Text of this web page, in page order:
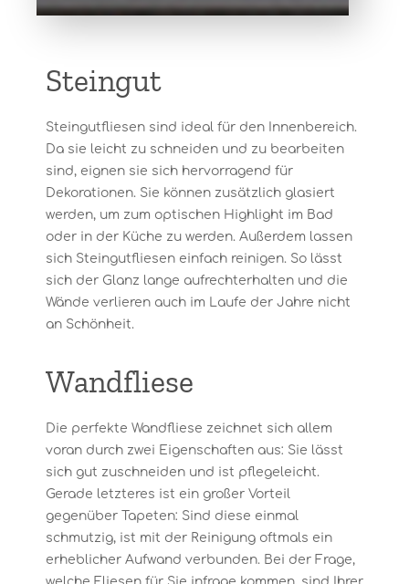
Steingut
Steingutfliesen sind ideal für den Innenbereich.
Da sie leicht zu schneiden und zu bearbeiten
sind, eignen sie sich hervorragend für
Dekorationen. Sie können zusätzlich glasiert
werden, um zum optischen Highlight im Bad
oder in der Küche zu werden. Außerdem lassen
sich Steingutfliesen einfach reinigen. So lässt
sich der Glanz lange aufrechterhalten und die
Wände verlieren auch im Laufe der Jahre nicht
an Schönheit.
Wandfliese
Die perfekte Wandfliese zeichnet sich allem
voran durch zwei Eigenschaften aus: Sie lässt
sich gut zuschneiden und ist pflegeleicht.
Gerade letzteres ist ein großer Vorteil
gegenüber Tapeten: Sind diese einmal
schmutzig, ist mit der Reinigung oftmals ein
erheblicher Aufwand verbunden. Bei der Frage,